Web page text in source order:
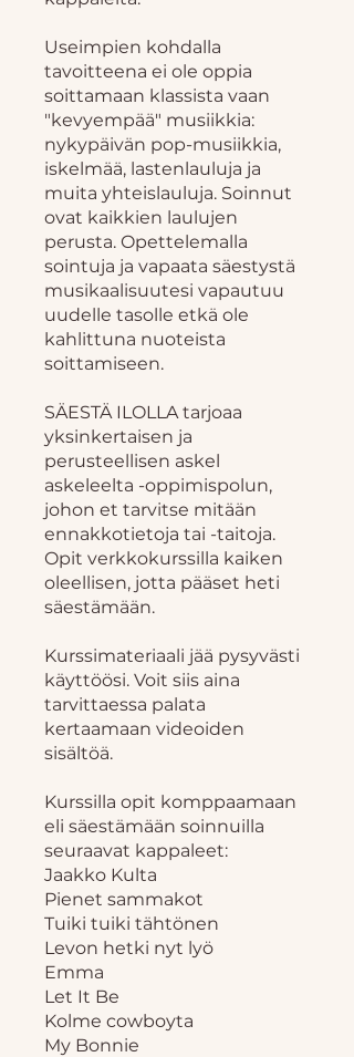
Useimpien kohdalla
tavoitteena ei ole oppia
soittamaan klassista vaan
"kevyempää" musiikkia:
nykypäivän pop-musiikkia,
iskelmää, lastenlauluja ja
muita yhteislauluja. Soinnut
ovat kaikkien laulujen
perusta. Opettelemalla
sointuja ja vapaata säestystä
musikaalisuutesi vapautuu
uudelle tasolle etkä ole
kahlittuna nuoteista
soittamiseen.
SÄESTÄ ILOLLA tarjoaa
yksinkertaisen ja
perusteellisen askel
askeleelta -oppimispolun,
johon et tarvitse mitään
ennakkotietoja tai -taitoja.
Opit verkkokurssilla kaiken
oleellisen, jotta pääset heti
säestämään.
Kurssimateriaali jää pysyvästi
käyttöösi. Voit siis aina
tarvittaessa palata
kertaamaan videoiden
sisältöä.
Kurssilla opit komppaamaan
eli säestämään soinnuilla
seuraavat kappaleet:
Jaakko Kulta
Pienet sammakot
Tuiki tuiki tähtönen
Levon hetki nyt lyö
Emma
Let It Be
Kolme cowboyta
My Bonnie